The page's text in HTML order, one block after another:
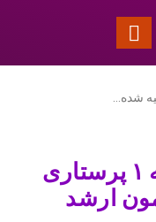
شده…
منابع توصیه شده رتبه ۱ پرستاری
ارشد